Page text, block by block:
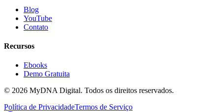
Blog
YouTube
Contato
Recursos
Ebooks
Demo Gratuita
© 2026 MyDNA Digital. Todos os direitos reservados.
Política de PrivacidadeTermos de Serviço